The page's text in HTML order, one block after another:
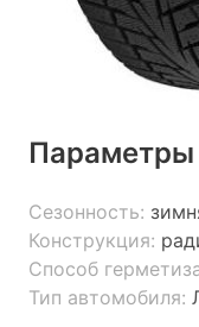
Сезонность:
Конструкция:
Способ
Тип автомобиля: